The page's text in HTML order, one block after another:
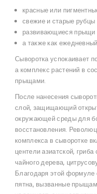
красные или
свежие и старые рубцы
развивающиеся прыщи
а также как
Сыворотка успокаивает
а комплекс растений в
прыщами.
После нанесения
слой, защищающий
окружающей среды для
восстановления.
комплекса в сыворотке
центели азиатской,
чайного дерева,
Благодаря этой формуле
пятна, вызванные